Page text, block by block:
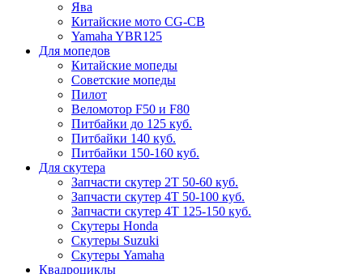
Ява
Китайские мото CG-CB
Yamaha YBR125
Для мопедов
Китайские мопеды
Советские мопеды
Пилот
Веломотор F50 и F80
Питбайки до 125 куб.
Питбайки 140 куб.
Питбайки 150-160 куб.
Для скутера
Запчасти скутер 2Т 50-60 куб.
Запчасти скутер 4Т 50-100 куб.
Запчасти скутер 4Т 125-150 куб.
Скутеры Honda
Скутеры Suzuki
Скутеры Yamaha
Квадроциклы